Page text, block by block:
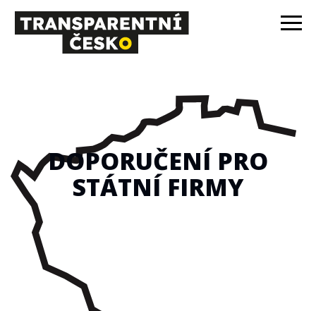
DOPORUČENÍ PRO
STÁTNÍ FIRMY